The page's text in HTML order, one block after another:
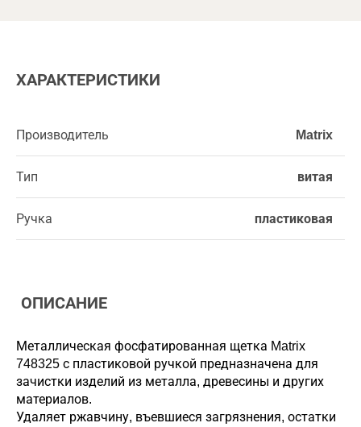
ХАРАКТЕРИСТИКИ
Производитель Matrix
Тип витая
Ручка пластиковая
ОПИСАНИЕ
Металлическая фосфатированная щетка Matrix
748325 с пластиковой ручкой предназначена для
зачистки изделий из металла, древесины и других
материалов.
Удаляет ржавчину, въевшиеся загрязнения, остатки